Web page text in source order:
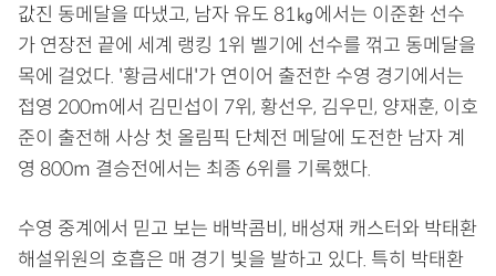
값진 동메달을 따냈고, 남자 유도 81㎏에서는 이준환 선수
가 연장전 끝에 세계 랭킹 1위 벨기에 선수를 꺾고 동메달을
목에 걸었다. '황금세대'가 연이어 출전한 수영 경기에서는
접영 200m에서 김민섭이 7위, 황선우, 김우민, 양재훈, 이호
준이 출전해 사상 첫 올림픽 단체전 메달에 도전한 남자 계
영 800m 결승전에서는 최종 6위를 기록했다.
수영 중계에서 믿고 보는 배박콤비, 배성재 캐스터와 박태환
해설위원의 호흡은 매 경기 빛을 발하고 있다. 특히 박태환